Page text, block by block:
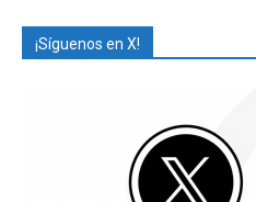
¡Síguenos en X!